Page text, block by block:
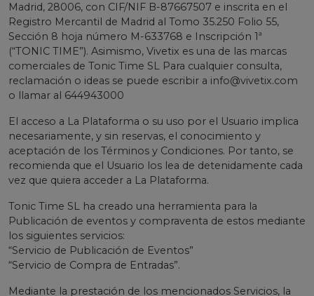
Madrid, 28006, con CIF/NIF B-87667507 e inscrita en el
Registro Mercantil de Madrid al Tomo 35.250 Folio 55,
Sección 8 hoja número M-633768 e Inscripción 1ª
(“TONIC TIME”). Asimismo, Vivetix es una de las marcas
comerciales de Tonic Time SL Para cualquier consulta,
reclamación o ideas se puede escribir a info@vivetix.com
o llamar al 644943000
El acceso a La Plataforma o su uso por el Usuario implica
necesariamente, y sin reservas, el conocimiento y
aceptación de los Términos y Condiciones. Por tanto, se
recomienda que el Usuario los lea de detenidamente cada
vez que quiera acceder a La Plataforma.
Tonic Time SL ha creado una herramienta para la
Publicación de eventos y compraventa de estos mediante
los siguientes servicios:
“Servicio de Publicación de Eventos”
“Servicio de Compra de Entradas”.
Mediante la prestación de los mencionados Servicios, la